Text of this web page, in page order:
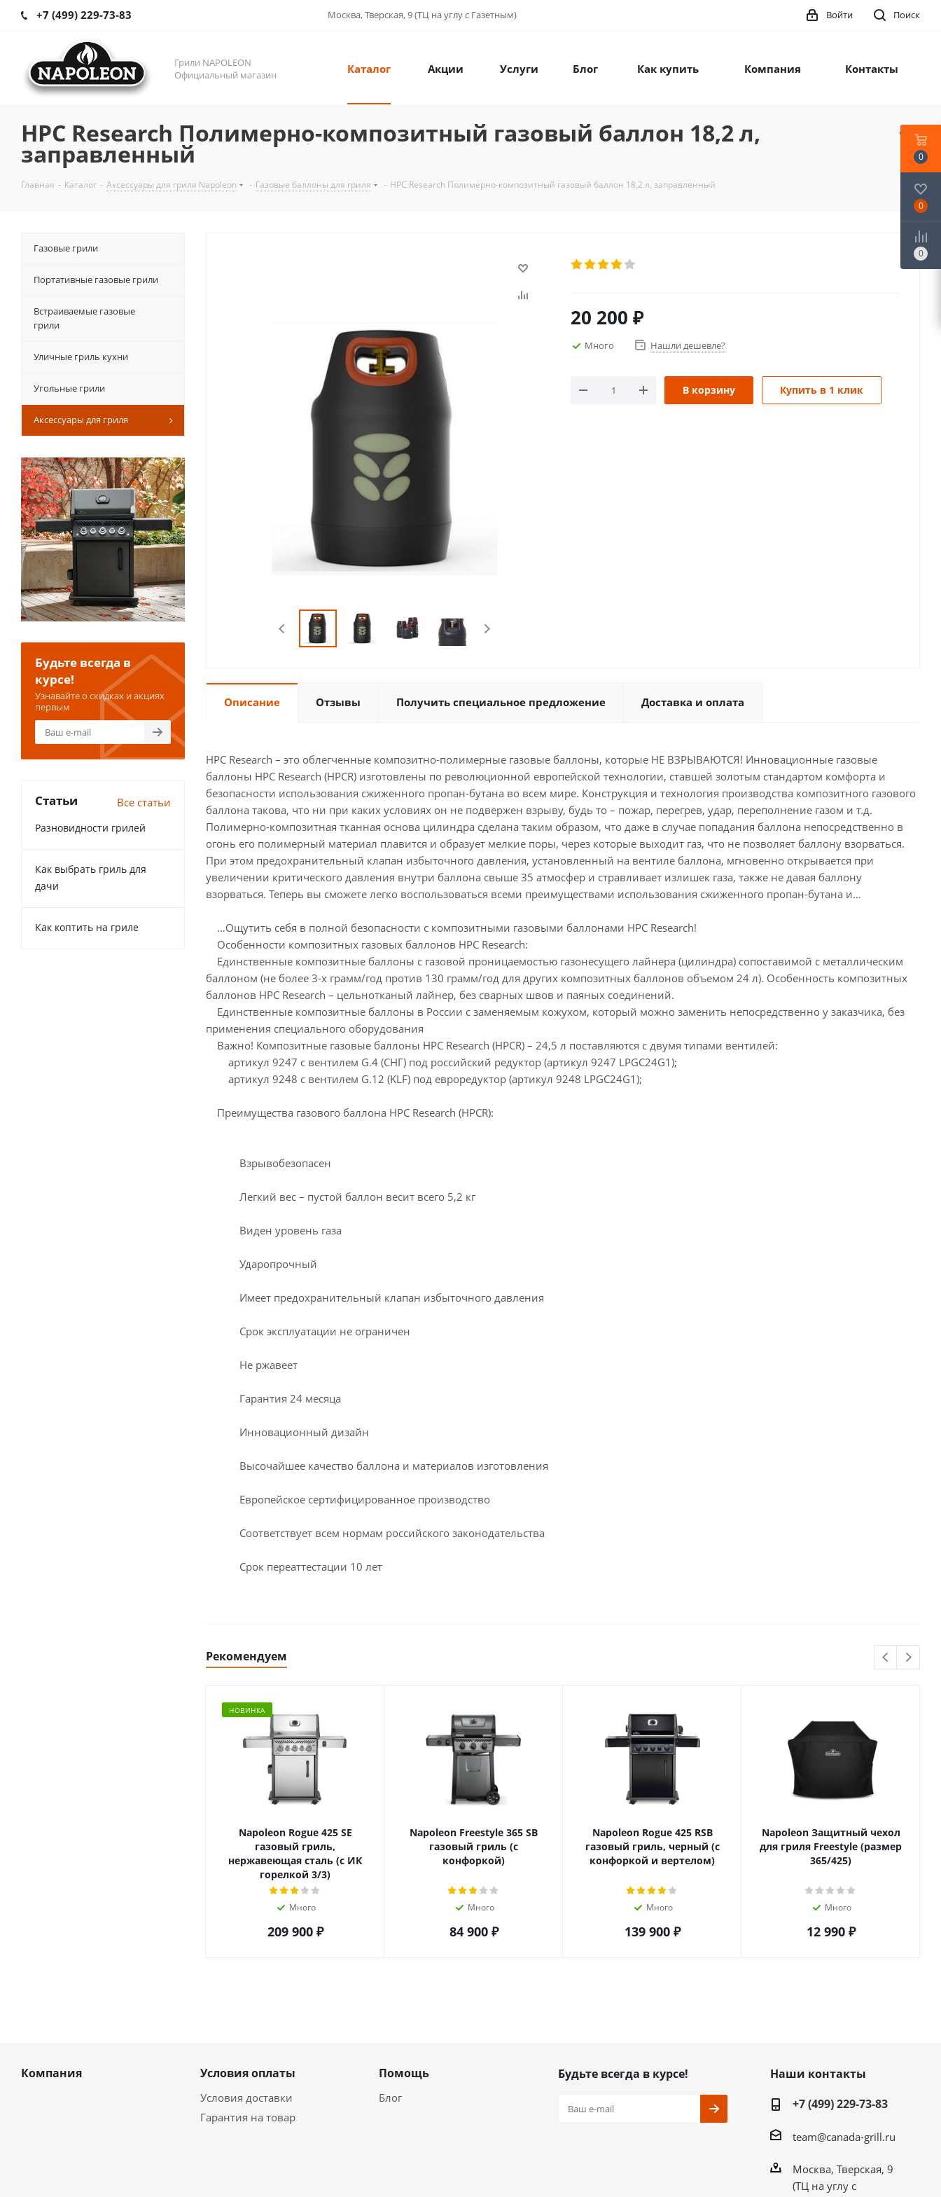
+7 (499) 229-73-83 Москва, Тверская, 9 (ТЦ на углу с Газетным) Поиск
Войти
Грили NAPOLEON
Официальный магазин
Каталог Акции Услуги Блог Как купить Компания Контакты
HPC Research Полимерно-композитный газовый баллон 18,2 л,
заправленный
Главная - Каталог - Аксессуары для гриля Napoleon - Газовые баллоны для гриля - HPC Research Полимерно-композитный газовый баллон 18,2 л, заправленный
20 200 ₽
Много Нашли дешевле?
В корзину Купить в 1 клик
Описание Отзывы Получить специальное предложение Доставка и оплата
HPC Research – это облегченные композитно-полимерные газовые баллоны, которые НЕ ВЗРЫВАЮТСЯ! Инновационные газовые
баллоны HPC Research (HPCR) изготовлены по революционной европейской технологии, ставшей золотым стандартом комфорта и
безопасности использования сжиженного пропан-бутана во всем мире. Конструкция и технология производства композитного газового
баллона такова, что ни при каких условиях он не подвержен взрыву, будь то – пожар, перегрев, удар, переполнение газом и т.д.
Полимерно-композитная тканная основа цилиндра сделана таким образом, что даже в случае попадания баллона непосредственно в
огонь его полимерный материал плавится и образует мелкие поры, через которые выходит газ, что не позволяет баллону взорваться.
При этом предохранительный клапан избыточного давления, установленный на вентиле баллона, мгновенно открывается при
увеличении критического давления внутри баллона свыше 35 атмосфер и стравливает излишек газа, также не давая баллону
взорваться. Теперь вы сможете легко воспользоваться всеми преимуществами использования сжиженного пропан-бутана и…
…Ощутить себя в полной безопасности c композитными газовыми баллонами HPC Research!
Особенности композитных газовых баллонов HPC Research:
Единственные композитные баллоны с газовой проницаемостью газонесущего лайнера (цилиндра) сопоставимой с металлическим
баллоном (не более 3-х грамм/год против 130 грамм/год для других композитных баллонов объемом 24 л). Особенность композитных
баллонов HPC Research – цельнотканый лайнер, без сварных швов и паяных соединений.
Единственные композитные баллоны в России с заменяемым кожухом, который можно заменить непосредственно у заказчика, без
применения специального оборудования
Важно! Композитные газовые баллоны HPC Research (HPCR) – 24,5 л поставляются с двумя типами вентилей:
артикул 9247 c вентилем G.4 (СНГ) под российский редуктор (артикул 9247 LPGC24G1);
артикул 9248 с вентилем G.12 (KLF) под евроредуктор (артикул 9248 LPGC24G1);
Преимущества газового баллона HPC Research (HPCR):
Взрывобезопасен
Легкий вес – пустой баллон весит всего 5,2 кг
Виден уровень газа
Ударопрочный
Имеет предохранительный клапан избыточного давления
Срок эксплуатации не ограничен
Не ржавеет
Гарантия 24 месяца
Инновационный дизайн
Высочайшее качество баллона и материалов изготовления
Европейское сертифицированное производство
Соответствует всем нормам российского законодательства
Срок переаттестации 10 лет
Рекомендуем
НОВИНКА
Napoleon Rogue 425 SE
газовый гриль,
нержавеющая сталь (с ИК
горелкой 3/3)
Много
209 900₽
Napoleon Freestyle 365 SB
газовый гриль (с
конфоркой)
Много
84 900₽
Napoleon Rogue 425 RSB
газовый гриль, черный (с
конфоркой и вертелом)
Много
139 900₽
Napoleon Защитный чехол
для гриля Freestyle (размер
365/425)
Много
12 990₽
Газовые грили
Портативные газовые грили
Встраиваемые газовые
грили
Уличные гриль кухни
Угольные грили
Аксессуары для гриля
Будьте всегда в
курсе!
Узнавайте о скидках и акциях
первым
Статьи Все статьи
Разновидности грилей
Как выбрать гриль для
дачи
Как коптить на гриле
Компания Условия оплаты
Условия доставки
Гарантия на товар
Помощь
Блог
Будьте всегда в курсе!
Наши контакты
+7 (499) 229-73-83
team@canada-grill.ru
Москва, Тверская, 9
(ТЦ на углу с
0
0
0